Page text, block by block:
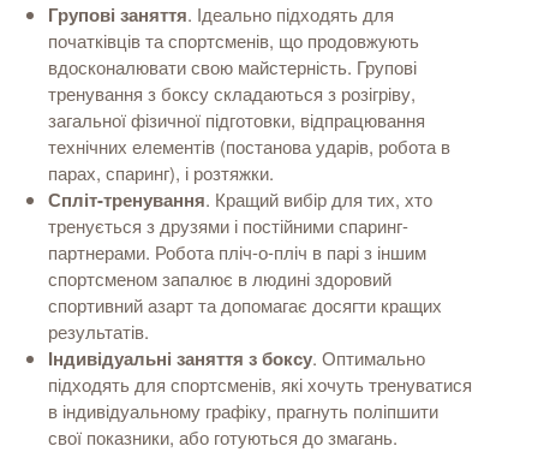
Групові заняття. Ідеально підходять для
початківців та спортсменів, що продовжують
вдосконалювати свою майстерність. Групові
тренування з боксу складаються з розігріву,
загальної фізичної підготовки, відпрацювання
технічних елементів (постанова ударів, робота в
парах, спаринг), і розтяжки.
Спліт-тренування. Кращий вибір для тих, хто
тренується з друзями і постійними спаринг-
партнерами. Робота пліч-о-пліч в парі з іншим
спортсменом запалює в людині здоровий
спортивний азарт та допомагає досягти кращих
результатів.
Індивідуальні заняття з боксу. Оптимально
підходять для спортсменів, які хочуть тренуватися
в індивідуальному графіку, прагнуть поліпшити
свої показники, або готуються до змагань.